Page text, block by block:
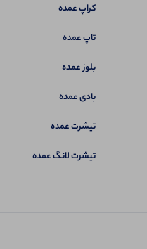
کراپ عمده
تاپ عمده
بلوز عمده
بادی عمده
تیشرت عمده
تیشرت لانگ عمده